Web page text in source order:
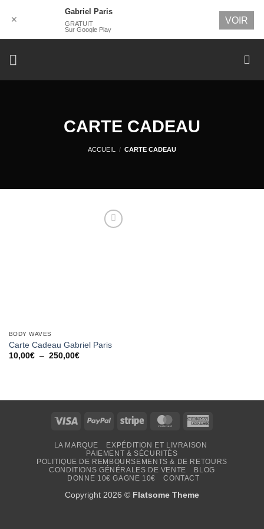
CARTE CADEAU
ACCUEIL / CARTE CADEAU
BODY WAVES
Carte Cadeau Gabriel Paris
10,00€ – 250,00€Plage
Visa PayPal Stripe MasterCard
LA MARQUE
EXPÉDITION ET LIVRAISON
PAIEMENT & SÉCURITÉS
POLITIQUE DE REMBOURSEMENTS & DE RETOURS
CONDITIONS GÉNÉRALES DE VENTE
BLOG
DONNE 10€ GAGNE 10€
CONTACT
Copyright 2026 © Flatsome Theme
✕
Gabriel Paris
GRATUIT
Sur Google Play
VOIR